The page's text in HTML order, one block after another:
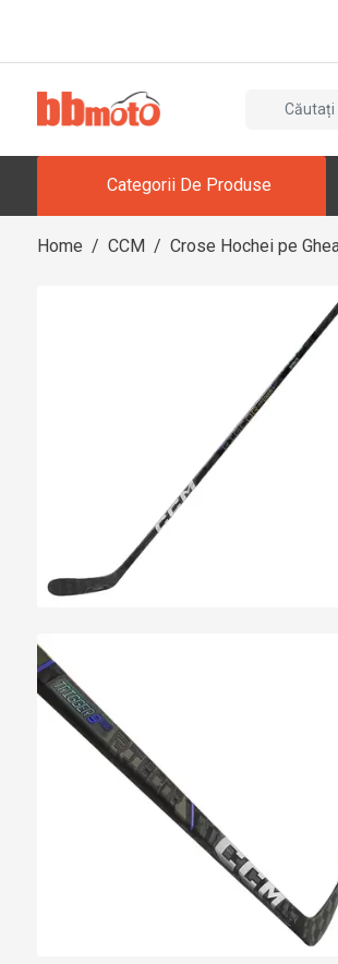
Categorii De Produse
Home / CCM / Crose Hochei pe